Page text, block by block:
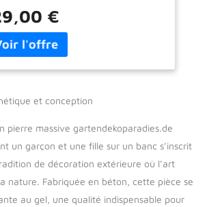
de haute qualité résistant à
les intempéries (gel, pluie, soleil).
au gel et aux intempéries
ou comme une excellente idée
avec une très
satisfaction de la clientèle. Tous
sont fabriqués dans un
manuel élaboré. Des écarts dans
€
et conception
pierre massive gartendekoparadies.de
un garçon et une fille sur un banc s’inscrit
de décoration extérieure où l’art
nature. Fabriquée en béton, cette pièce se
au gel, une qualité indispensable pour